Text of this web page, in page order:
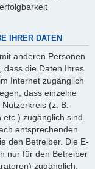
IHRER DATEN
anderen Personen
dass die Daten Ihres
Internet zugänglich
dass einzelne
(z. B.
zugänglich sind.
entsprechenden
den Betreiber. Die E-
nur für den Betreiber
zugänglich.